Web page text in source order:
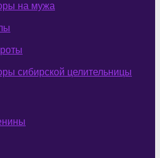
на мужа
сибирской целительницы